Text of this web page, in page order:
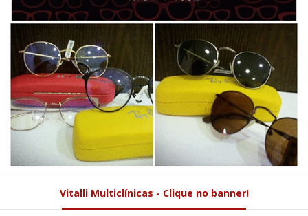
Vitalli Multiclínicas - Clique no banner!